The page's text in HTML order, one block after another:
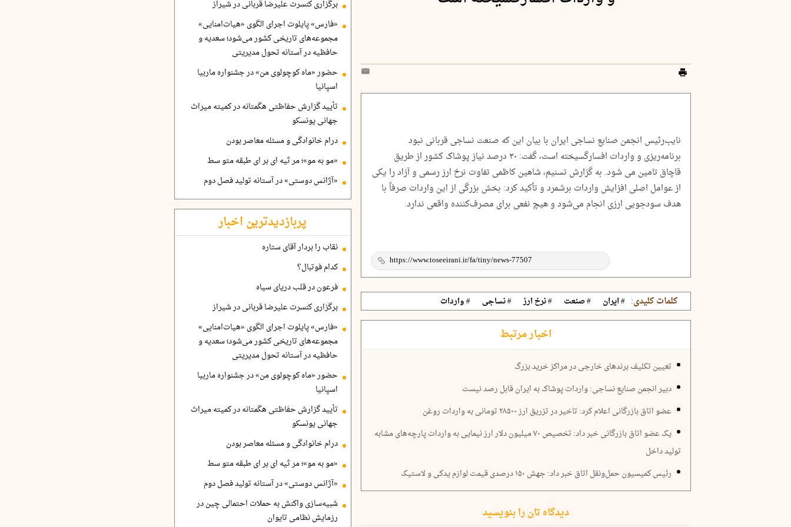
نایب‌رئیس انجمن صنایع نساجی ایران با بیان این که صنعت نساجی قربانی نبود
برنامه‌ریزی و واردات افسارگسیخته است، گفت: ۳۰ درصد نیاز پوشاک کشور از طریق
قاچاق تامین می شود. به گزارش تسنیم، شاهین کاظمی تفاوت نرخ ارز رسمی و آزاد را یکی
از عوامل اصلی افزایش واردات برشمرد و تأکید کرد: بخش بزرگی از این واردات صرفاً با
هدف سودجویی ارزی انجام می‌شود و هیچ نفعی برای مصرف‌کننده واقعی ندارد.
کلمات کلیدی: # ایران # صنعت # نرخ ارز # نساجی # واردات
اخبار مرتبط
تعیین تکلیف برندهای خارجی در مراکز خرید بزرگ
دبیر انجمن صنایع نساجی: واردات پوشاک به ایران قابل رصد نیست
عضو اتاق بازرگانی اعلام کرد: تاخیر در تزریق ارز ۲۸۵۰۰ تومانی به واردات روغن
یک عضو اتاق بازرگانی خبر داد: تخصیص ۷۰ میلیون دلار ارز نیمایی به واردات پارچه‌های مشابه
تولید داخل
رئیس کمیسیون حمل‌ونقل اتاق خبر داد: جهش ۱۵۰ درصدی قیمت لوازم یدکی و لاستیک
دیدگاه تان را بنویسید
برگزاری کنسرت علیرضا قربانی در شیراز
«فارس» پایلوت اجرای الگوی «هیات‌امنایی»
مجموعه‌های تاریخی کشور می‌شود؛ سعدیه و
حافظیه در آستانه تحول مدیریتی
حضور «ماه کوچولوی من» در جشنواره ماربیا
اسپانیا
تأیید گزارش حفاظتی هگمتانه در کمیته میراث
جهانی یونسکو
درام خانوادگی و مسئله معاصر بودن
«مو به مو»؛ مر ثیه ای بر ای طبقه متو سط
«آژانس دوستی» در آستانه تولید فصل دوم
پربازدیدترین اخبار
نقاب را بردار آقای ستاره
کدام فوتبال؟
فرعون در قلب دریای سیاه
برگزاری کنسرت علیرضا قربانی در شیراز
«فارس» پایلوت اجرای الگوی «هیات‌امنایی»
مجموعه‌های تاریخی کشور می‌شود؛ سعدیه و
حافظیه در آستانه تحول مدیریتی
حضور «ماه کوچولوی من» در جشنواره ماربیا
اسپانیا
تأیید گزارش حفاظتی هگمتانه در کمیته میراث
جهانی یونسکو
درام خانوادگی و مسئله معاصر بودن
«مو به مو»؛ مر ثیه ای بر ای طبقه متو سط
«آژانس دوستی» در آستانه تولید فصل دوم
شبیه‌سازی واکنش به حملات احتمالی چین در
رزمایش نظامی تایوان